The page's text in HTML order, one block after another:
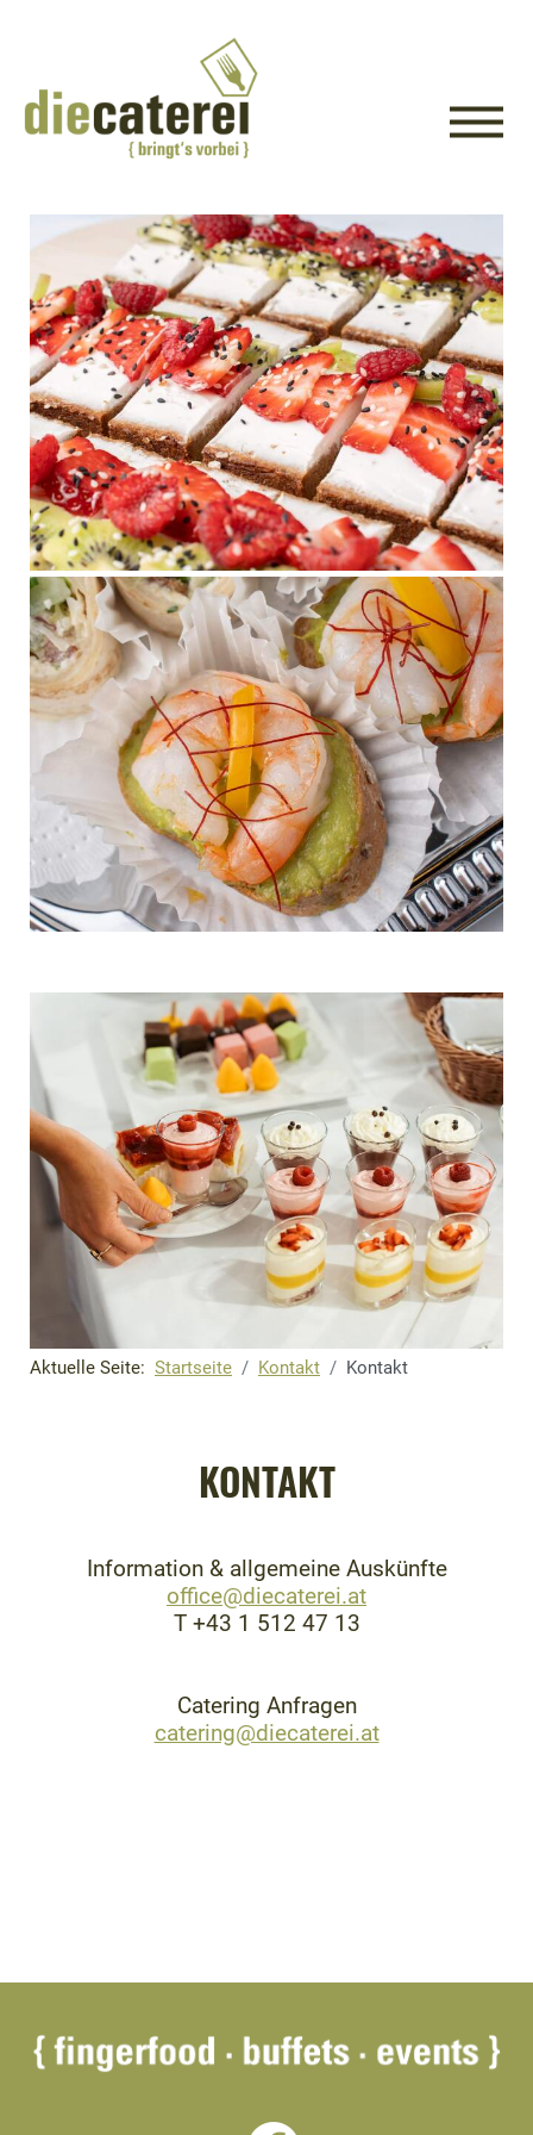
Aktuelle Seite: Startseite Kontakt Kontakt
KONTAKT
Information & allgemeine Auskünfte
office@diecaterei.at
T +43 1 512 47 13
Catering Anfragen
catering@diecaterei.at